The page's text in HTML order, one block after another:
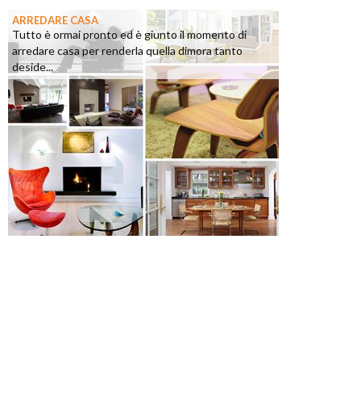
ARREDARE CASA
Tutto è ormai pronto ed è giunto il momento di
arredare casa per renderla quella dimora tanto
deside...